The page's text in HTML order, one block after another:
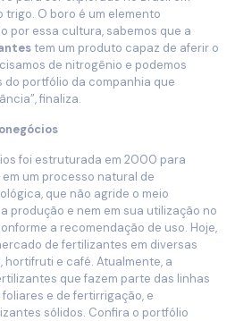
O boro é um elemento
por essa cultura, sabemos que a
tem um produto capaz de aferir o
de nitrogênio e podemos
portfólio da companhia que
finaliza.
foi estruturada em 2000 para
um processo natural de
que não agride o meio
produção e nem em sua utilização no
a recomendação de uso. Hoje,
de fertilizantes em diversas
e café. Atualmente, a
que fazem parte das linhas
foliares e de fertirrigação, e
sólidos. Confira o portfólio